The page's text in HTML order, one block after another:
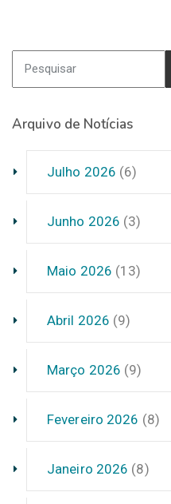
Arquivo de Notícias
Julho 2026 (6)
Junho 2026 (3)
Maio 2026 (13)
Abril 2026 (9)
Março 2026 (9)
Fevereiro 2026 (8)
Janeiro 2026 (8)